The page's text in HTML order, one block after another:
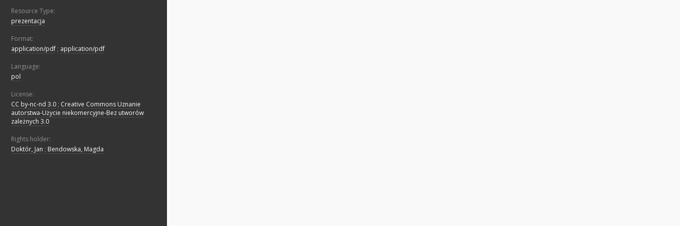
Resource Type:
prezentacja
Format:
application/pdf ; application/pdf
Language:
pol
License:
CC by-nc-nd 3.0 ; Creative Commons Uznanie
autorstwa-Użycie niekomercyjne-Bez utworów
zależnych 3.0
Rights holder:
Doktór, Jan ; Bendowska, Magda